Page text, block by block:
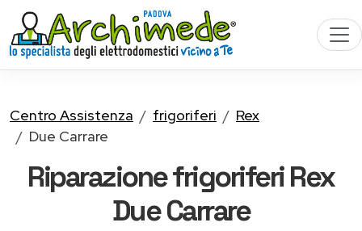
Centro Assistenza frigoriferi
Rex
Due Carrare
Riparazionefrigoriferi Rex
Due Carrare